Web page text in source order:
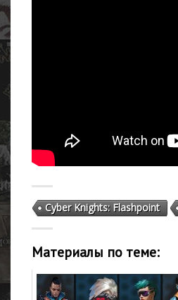
Cyber Knights: Flashpoint
Материалы по теме: